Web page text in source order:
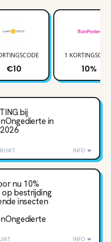
€10
1
10%
bij
in
INFO
nu 10‌%
op bestrijding
insecten
INFO